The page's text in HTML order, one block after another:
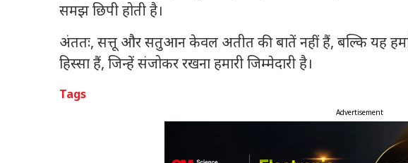
समझ छिपी होती है।
अंततः, सत्तू और सतुआन केवल अतीत की बातें नहीं हैं, बल्कि यह
हिस्सा हैं, जिन्हें संजोकर रखना हमारी जिम्मेदारी है।
Tags
Advertisement